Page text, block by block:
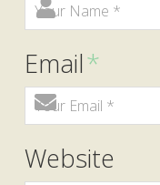
Email*
Website